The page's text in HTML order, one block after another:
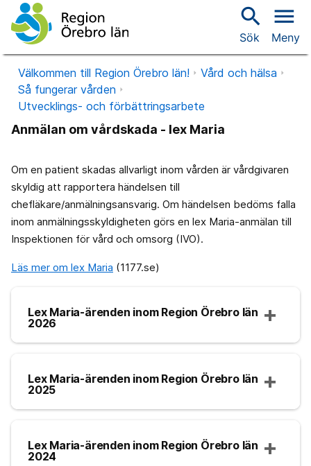
search
Sök
menu
Meny
Välkommen till Region Örebro län!
Vård och hälsa
Så fungerar vården
Utvecklings- och förbättringsarbete
Anmälan om vårdskada - lex Maria
Om en patient skadas allvarligt inom vården är vårdgivaren
skyldig att rapportera händelsen till
chefläkare/anmälningsansvarig. Om händelsen bedöms falla
inom anmälningsskyldigheten görs en lex Maria-anmälan till
Inspektionen för vård och omsorg (IVO).
Läs mer om lex Maria (1177.se)
Lex Maria-ärenden inom Region Örebro län
2026
Lex Maria-ärenden inom Region Örebro län
2025
Lex Maria-ärenden inom Region Örebro län
2024